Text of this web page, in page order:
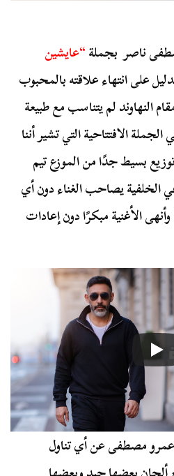
ناصر بجملة“عايشين
على انتهاء علاقته بالمحبوب
لم يتناسب مع طبيعة
الافتتاحية التي تشير أننا
توزيع بسيط جدًا من الموزع تيم
الخلفية يصاحب الغناء دون أي
الأغنية مبكرًا دون إعادات
عمرو مصطفى عن أي تناول